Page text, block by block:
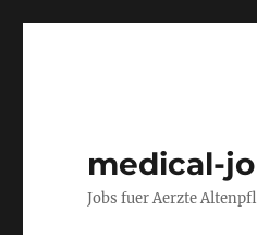
medical-
Jobs fuer Aerzte